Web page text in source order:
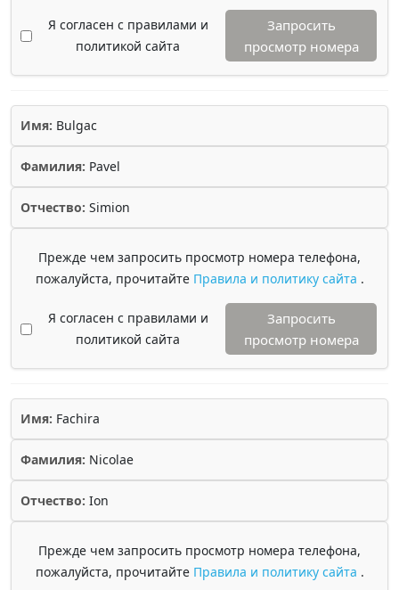
Я согласен с правилами и
политикой сайта
Запросить
просмотр номера
Имя: Bulgac
Фамилия: Pavel
Отчество: Simion
Прежде чем запросить просмотр номера телефона,
пожалуйста, прочитайте Правила и политику сайта .
Я согласен с правилами и
политикой сайта
Запросить
просмотр номера
Имя: Fachira
Фамилия: Nicolae
Отчество: Ion
Прежде чем запросить просмотр номера телефона,
пожалуйста, прочитайте Правила и политику сайта .